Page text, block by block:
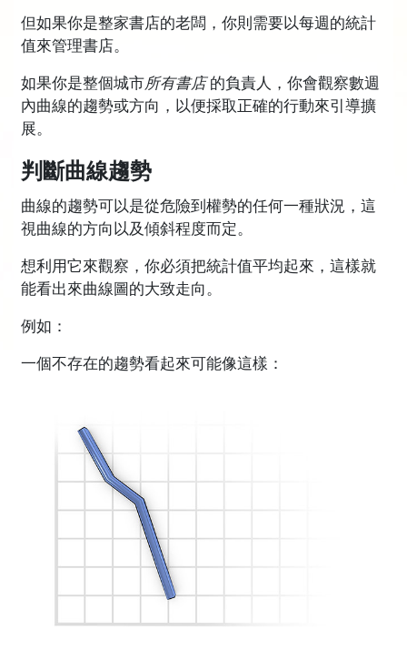
但如果你是整家書店的老闆，你則需要以每週的統計
值來管理書店。
如果你是整個城市所有書店的負責人，你會觀察數週
內曲線的趨勢或方向，以便採取正確的行動來引導擴
展。
判斷曲線趨勢
曲線的趨勢可以是從危險到權勢的任何一種狀況，這
視曲線的方向以及傾斜程度而定。
想利用它來觀察，你必須把統計值平均起來，這樣就
能看出來曲線圖的大致走向。
例如：
一個不存在的趨勢看起來可能像這樣：